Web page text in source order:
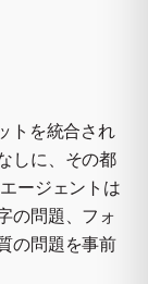
トを統合され
しに、その都
ージェントは
の問題、フォ
の問題を事前